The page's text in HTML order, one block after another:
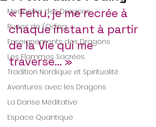
Medecine des Dragons
Runes de l'Oding
Enseignements des Dragons
Les Flammes Sacrées
Tradition Nordique et Spiritualité
Aventures avec les Dragons
La Danse Méditative
Espace Quantique
« Fehu, je me recrée à
chaque instant à partir
de la Vie qui me
traverse… »